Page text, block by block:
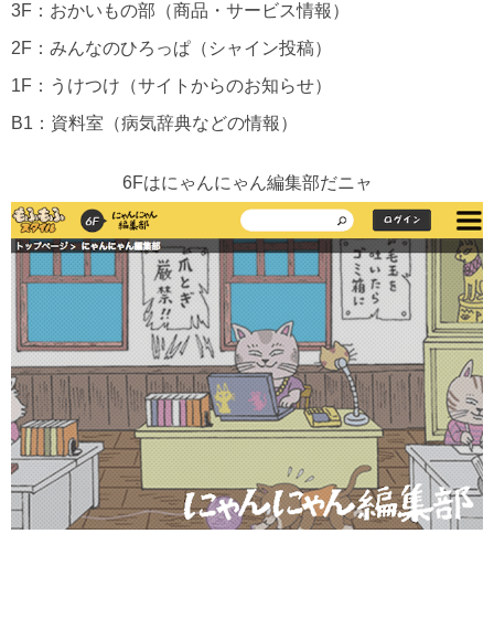
3F：おかいもの部（商品・サービス情報）
2F：みんなのひろっぱ（シャイン投稿）
1F：うけつけ（サイトからのお知らせ）
B1：資料室（病気辞典などの情報）
6Fはにゃんにゃん編集部だニャ